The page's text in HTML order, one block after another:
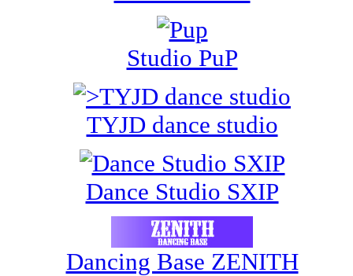
Studio PuP
TYJD dance studio
Dance Studio SXIP
Dancing Base ZENITH